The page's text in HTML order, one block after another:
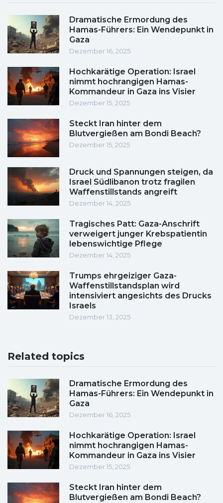
Dramatische Ermordung des
Hamas-Führers: Ein Wendepunkt in
Gaza
Dezember 16, 2025
Hochkarätige Operation: Israel
nimmt hochrangigen Hamas-
Kommandeur in Gaza ins Visier
Dezember 15, 2025
Steckt Iran hinter dem
Blutvergießen am Bondi Beach?
Dezember 15, 2025
Druck und Spannungen steigen, da
Israel Südlibanon trotz fragilen
Waffenstillstands angreift
Dezember 14, 2025
Tragisches Patt: Gaza-Anschrift
verweigert junger Krebspatientin
lebenswichtige Pflege
Dezember 14, 2025
Trumps ehrgeiziger Gaza-
Waffenstillstandsplan wird
intensiviert angesichts des Drucks
Israels
Dezember 13, 2025
Related topics
Dramatische Ermordung des
Hamas-Führers: Ein Wendepunkt in
Gaza
Dezember 16, 2025
Hochkarätige Operation: Israel
nimmt hochrangigen Hamas-
Kommandeur in Gaza ins Visier
Dezember 15, 2025
Steckt Iran hinter dem
Blutvergießen am Bondi Beach?